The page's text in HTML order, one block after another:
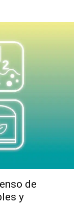
de
y